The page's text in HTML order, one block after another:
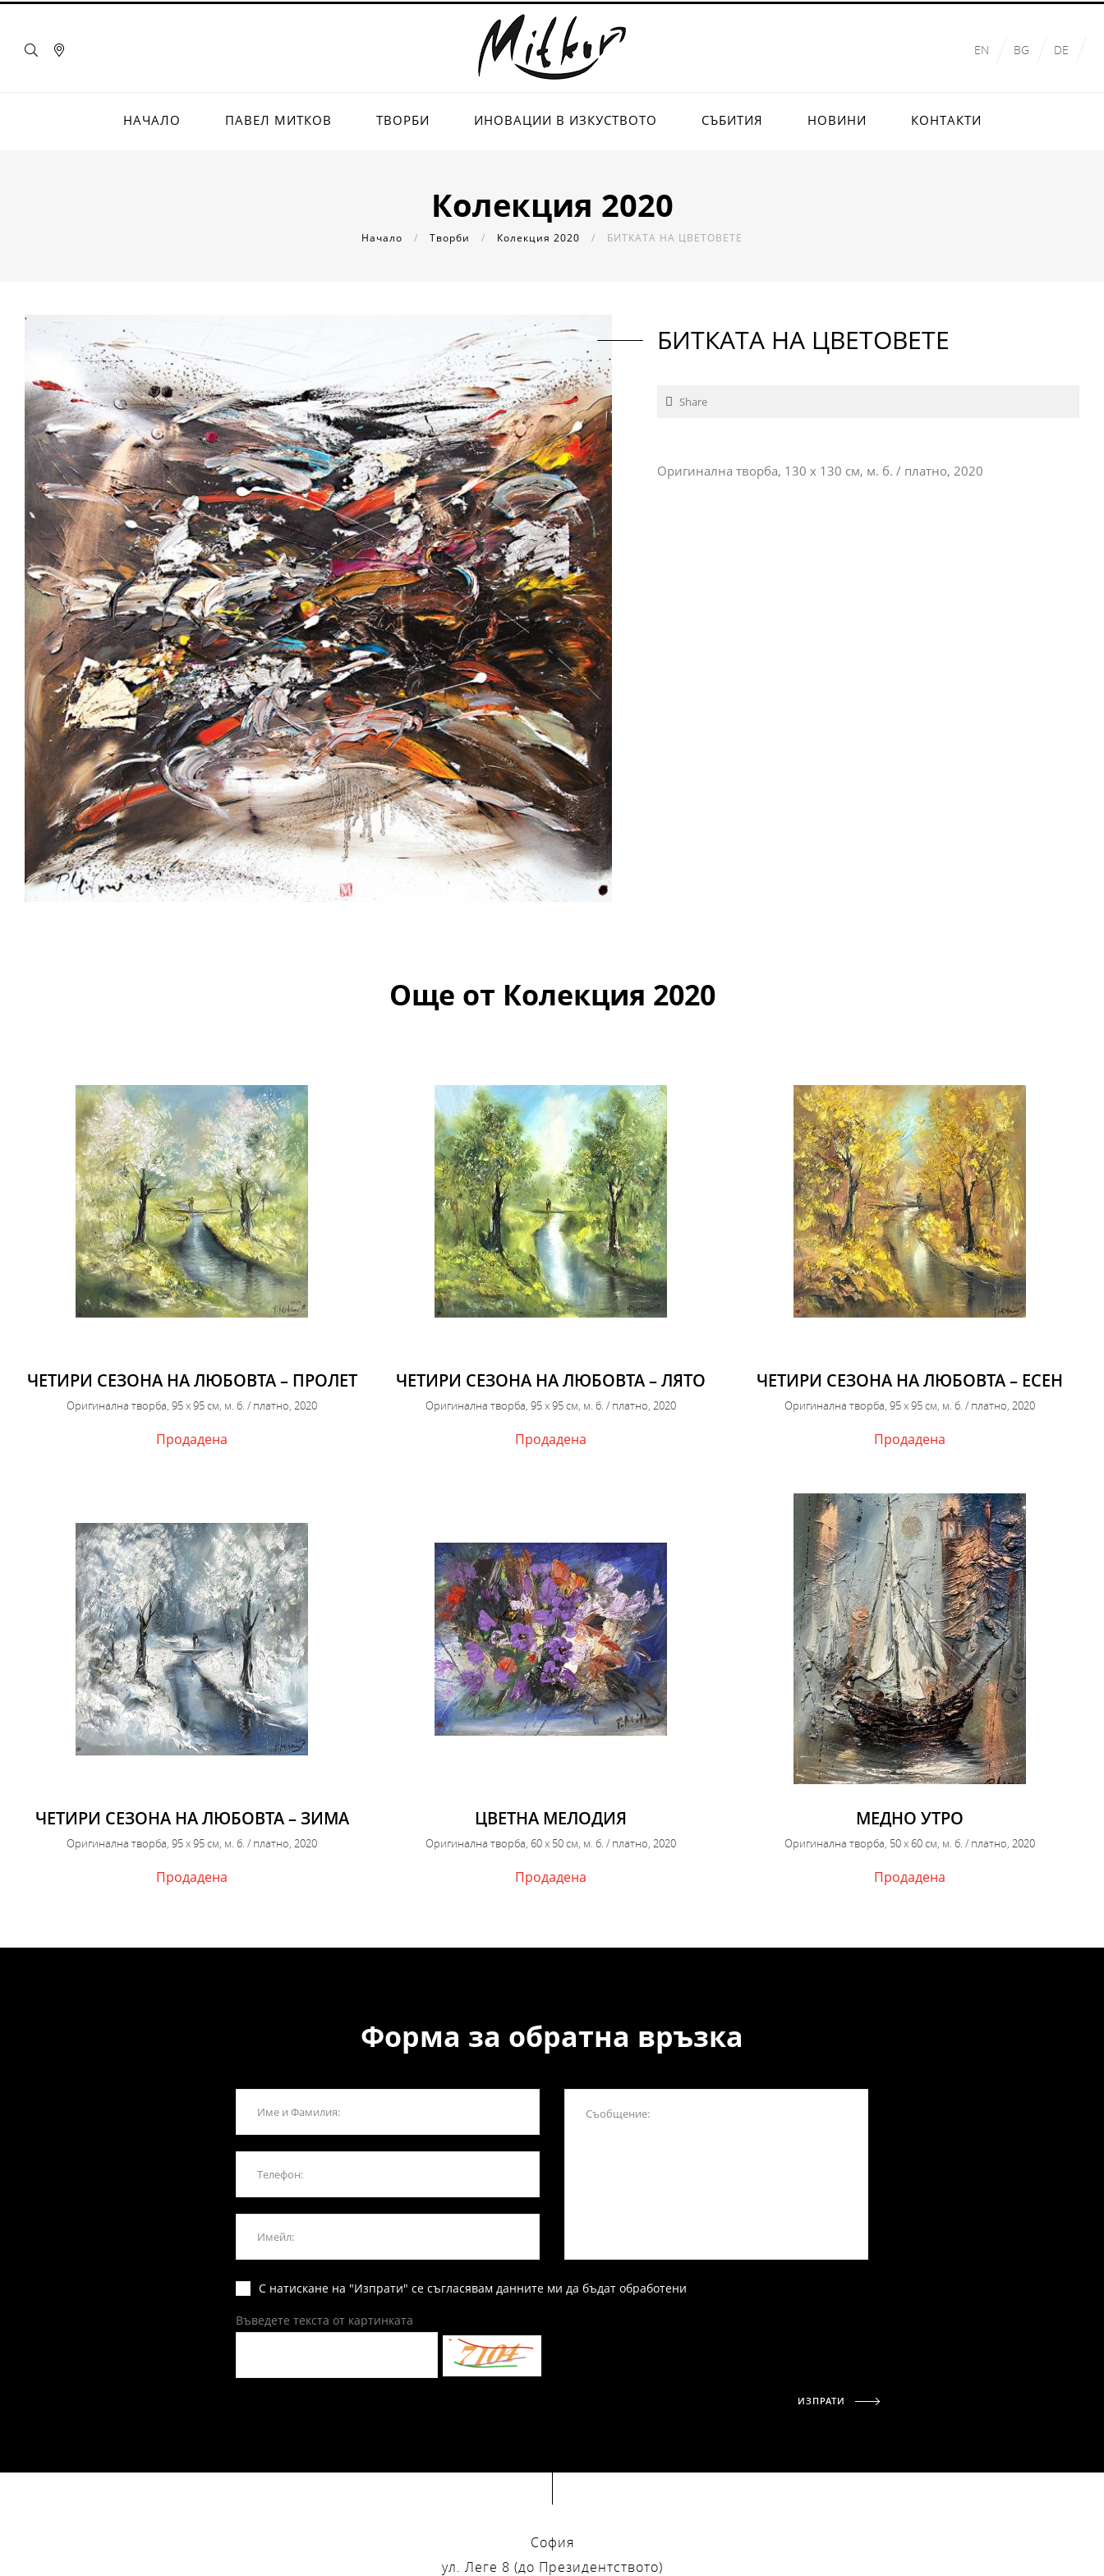
EN BG DE
НАЧАЛО ПАВЕЛ МИТКОВ ТВОРБИ ИНОВАЦИИ В ИЗКУСТВОТО СЪБИТИЯ НОВИНИ КОНТАКТИ
Колекция 2020
Начало / Творби / Колекция 2020 / БИТКАТА НА ЦВЕТОВЕТЕ
БИТКАТА НА ЦВЕТОВЕТЕ
Share
Оригинална творба, 130 х 130 см, м. б. / платно, 2020
Още от Колекция 2020
ЧЕТИРИ СЕЗОНА НА ЛЮБОВТА – ПРОЛЕТ
Оригинална творба, 95 х 95 см, м. б. / платно, 2020
Продадена
ЧЕТИРИ СЕЗОНА НА ЛЮБОВТА – ЛЯТО
Оригинална творба, 95 х 95 см, м. б. / платно, 2020
Продадена
ЧЕТИРИ СЕЗОНА НА ЛЮБОВТА – ЕСЕН
Оригинална творба, 95 х 95 см, м. б. / платно, 2020
Продадена
ЧЕТИРИ СЕЗОНА НА ЛЮБОВТА – ЗИМА
Оригинална творба, 95 х 95 см, м. б. / платно, 2020
Продадена
ЦВЕТНА МЕЛОДИЯ
Оригинална творба, 60 х 50 см, м. б. / платно, 2020
Продадена
МЕДНО УТРО
Оригинална творба, 50 х 60 см, м. б. / платно, 2020
Продадена
Форма за обратна връзка
С натискане на "Изпрати" се съгласявам данните ми да бъдат обработени
Въведете текста от картинката
ИЗПРАТИ
София
ул. Леге 8 (до Президентството)